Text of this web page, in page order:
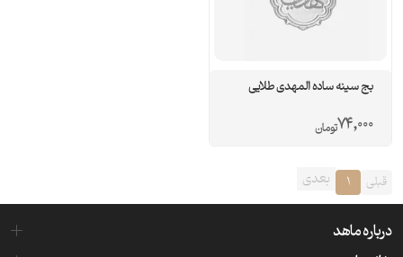
بج سینه ساده المهدی طلایی
74,000تومان
قبلی 1 بعدی
درباره ماهد